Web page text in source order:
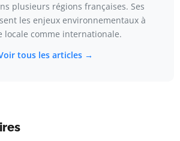
plusieurs régions françaises. Ses
les enjeux environnementaux à
locale comme internationale.
tous les articles →